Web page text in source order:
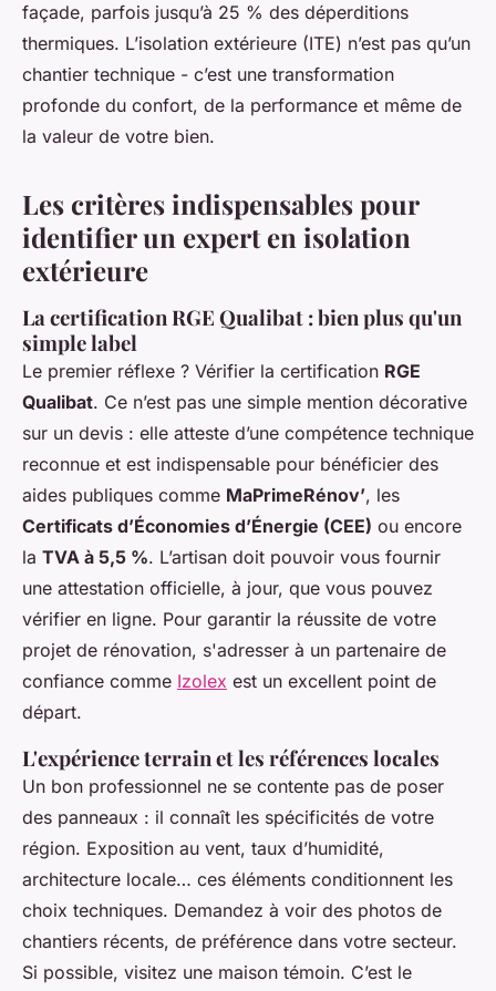
façade, parfois jusqu’à 25 % des déperditions
thermiques. L’isolation extérieure (ITE) n’est pas qu’un
chantier technique - c’est une transformation
profonde du confort, de la performance et même de
la valeur de votre bien.
Les critères indispensables pour
identifier un expert en isolation
extérieure
La certification RGE Qualibat : bien plus qu'un
simple label
Le premier réflexe ? Vérifier la certification RGE
Qualibat. Ce n’est pas une simple mention décorative
sur un devis : elle atteste d’une compétence technique
reconnue et est indispensable pour bénéficier des
aides publiques comme MaPrimeRénov’, les
Certificats d’Économies d’Énergie (CEE) ou encore
la TVA à 5,5 %. L’artisan doit pouvoir vous fournir
une attestation officielle, à jour, que vous pouvez
vérifier en ligne. Pour garantir la réussite de votre
projet de rénovation, s'adresser à un partenaire de
confiance comme Izolex est un excellent point de
départ.
L'expérience terrain et les références locales
Un bon professionnel ne se contente pas de poser
des panneaux : il connaît les spécificités de votre
région. Exposition au vent, taux d’humidité,
architecture locale… ces éléments conditionnent les
choix techniques. Demandez à voir des photos de
chantiers récents, de préférence dans votre secteur.
Si possible, visitez une maison témoin. C’est le